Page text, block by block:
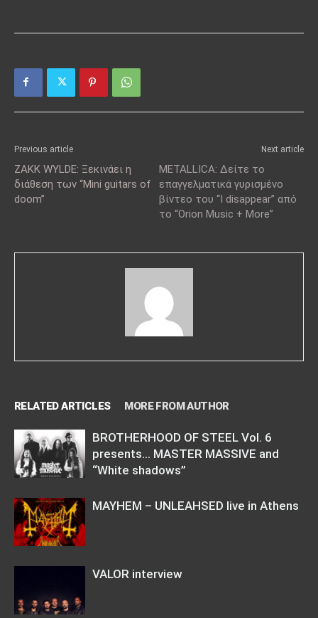
Previous article
ZAKK WYLDE: Ξεκινάει η
διάθεση των “Mini guitars of
doom”
Next article
METALLICA: Δείτε το
επαγγελματικά γυρισμένο
βίντεο του “I disappear” από
το “Orion Music + More”
RELATED ARTICLES MORE FROM AUTHOR
BROTHERHOOD OF STEEL Vol. 6
presents… MASTER MASSIVE and
“White shadows”
MAYHEM – UNLEAHSED live in Athens
VALOR interview